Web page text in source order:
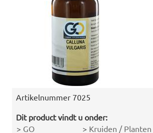
Artikelnummer 7025
Dit product vindt u onder:
> GO > Kruiden / Planten